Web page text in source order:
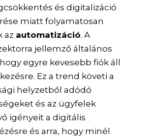
és digitalizáció
miatt folyamatosan
az automatizáció. A
jellemző általános
egyre kevesebb fiók áll
Ez a trend követi a
helyzetből adódó
és az ügyfelek
igényeit a digitális
és arra, hogy minél